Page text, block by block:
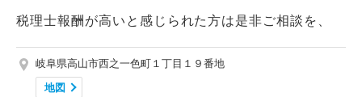
税理士報酬が高いと感じられた方は是非ご相談を、
岐阜県高山市西之一色町１丁目１９番地
地図